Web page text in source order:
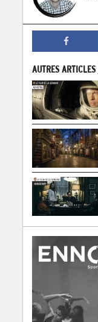
AUTRES ARTICLES